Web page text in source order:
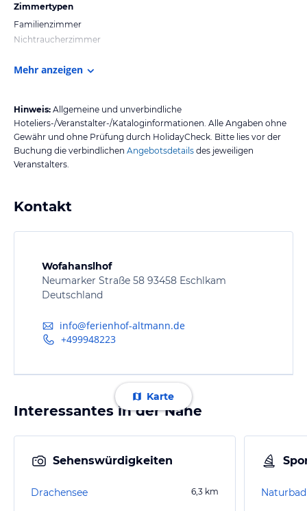
Zimmertypen
Familienzimmer
Nichtraucherzimmer
Mehr anzeigen
Hinweis: Allgemeine und unverbindliche
Hoteliers-/Veranstalter-/Kataloginformationen. Alle Angaben ohne
Gewähr und ohne Prüfung durch HolidayCheck. Bitte lies vor der
Buchung die verbindlichen Angebotsdetails des jeweiligen
Veranstalters.
Kontakt
Wofahanslhof
Neumarker Straße 58 93458 Eschlkam
Deutschland
info@ferienhof-altmann.de
+499948223
Karte
Interessantes in der Nähe
Sehenswürdigkeiten
Drachensee 6,3 km Naturbad